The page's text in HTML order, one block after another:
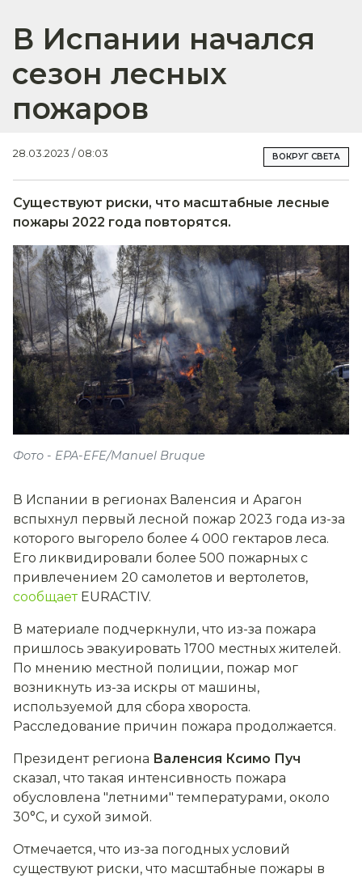
В Испании начался
сезон лесных
пожаров
28.03.2023 / 08:03 ВОКРУГ СВЕТА
Существуют риски, что масштабные лесные
пожары 2022 года повторятся.
Фото - EPA-EFE/Manuel Bruque
В Испании в регионах Валенсия и Арагон
вспыхнул первый лесной пожар 2023 года из-за
которого выгорело более 4 000 гектаров леса.
Его ликвидировали более 500 пожарных с
привлечением 20 самолетов и вертолетов,
сообщает EURACTIV.
В материале подчеркнули, что из-за пожара
пришлось эвакуировать 1700 местных жителей.
По мнению местной полиции, пожар мог
возникнуть из-за искры от машины,
используемой для сбора хвороста.
Расследование причин пожара продолжается.
Президент региона Валенсия Ксимо Пуч
сказал, что такая интенсивность пожара
обусловлена ​​"летними" температурами, около
30°C, и сухой зимой.
Отмечается, что из-за погодных условий
существуют риски, что масштабные пожары в